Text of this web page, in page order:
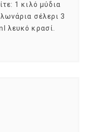
1 κιλό μύδια
σέλερι 3
λευκό κρασί.